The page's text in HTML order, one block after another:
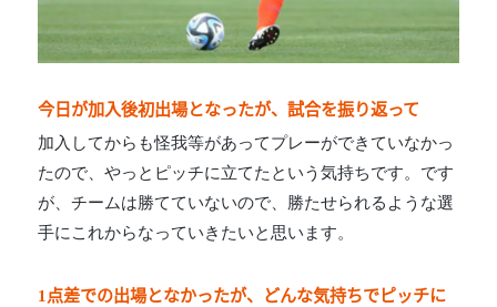
今日が加入後初出場となったが、試合を振り返って
加入してからも怪我等があってプレーができていなかっ
たので、やっとピッチに立てたという気持ちです。です
が、チームは勝てていないので、勝たせられるような選
手にこれからなっていきたいと思います。
1点差での出場となかったが、どんな気持ちでピッチに